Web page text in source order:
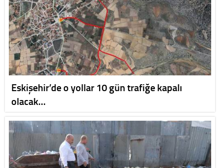
Eskişehir’de o yollar 10 gün trafiğe kapalı
olacak…